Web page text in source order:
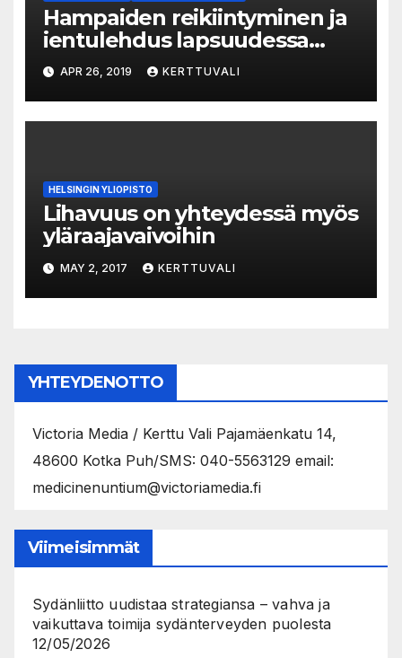
Hampaiden reikiintyminen ja
ientulehdus lapsuudessa
saattavat lisätä
valtimokovettumataudin
riskiä aikuisena
APR 26, 2019 KERTTUVALI
HELSINGIN YLIOPISTO
Lihavuus on yhteydessä myös
yläraajavaivoihin
MAY 2, 2017 KERTTUVALI
YHTEYDENOTTO
Victoria Media / Kerttu Vali Pajamäenkatu 14,
48600 Kotka Puh/SMS: 040-5563129 email:
medicinenuntium@victoriamedia.fi
Viimeisimmät
Sydänliitto uudistaa strategiansa – vahva ja
vaikuttava toimija sydänterveyden puolesta
12/05/2026